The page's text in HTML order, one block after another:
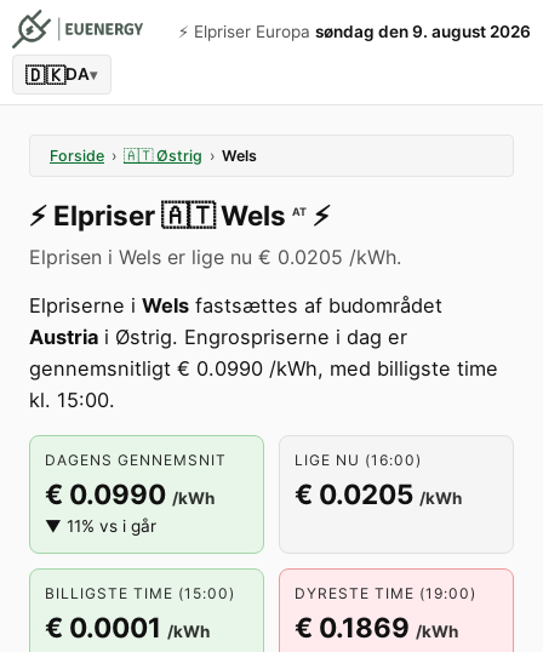
⚡️ Elpriser Europa søndag den 9. august 2026
🇩🇰DA▾
Forside › 🇦🇹 Østrig › Wels
⚡️ Elpriser🇦🇹Wels AT ⚡️
Elprisen i Wels er lige nu € 0.0205 /kWh.
Elpriserne i Wels fastsættes af budområdet
Austria i Østrig. Engrospriserne i dag er
gennemsnitligt € 0.0990 /kWh, med billigste time
kl. 15:00.
DAGENS GENNEMSNIT
€ 0.0990 /kWh
▼ 11% vs i går
LIGE NU (16:00)
€ 0.0205 /kWh
BILLIGSTE TIME (15:00)
€ 0.0001 /kWh
DYRESTE TIME (19:00)
€ 0.1869 /kWh